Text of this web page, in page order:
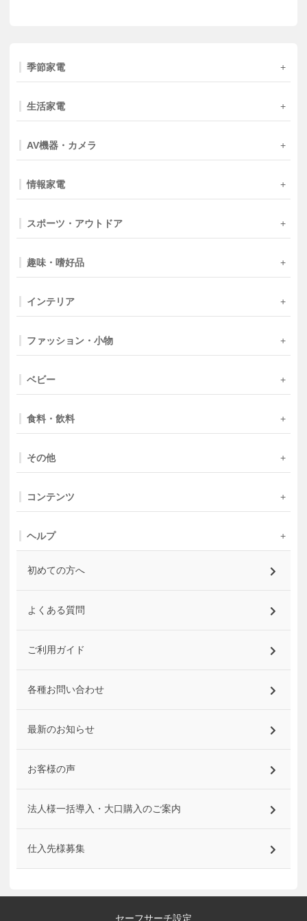
季節家電
生活家電
AV機器・カメラ
情報家電
スポーツ・アウトドア
趣味・嗜好品
インテリア
ファッション・小物
ベビー
食料・飲料
その他
コンテンツ
ヘルプ
初めての方へ
よくある質問
ご利用ガイド
各種お問い合わせ
最新のお知らせ
お客様の声
法人様一括導入・大口購入のご案内
仕入先様募集
セーフサーチ設定